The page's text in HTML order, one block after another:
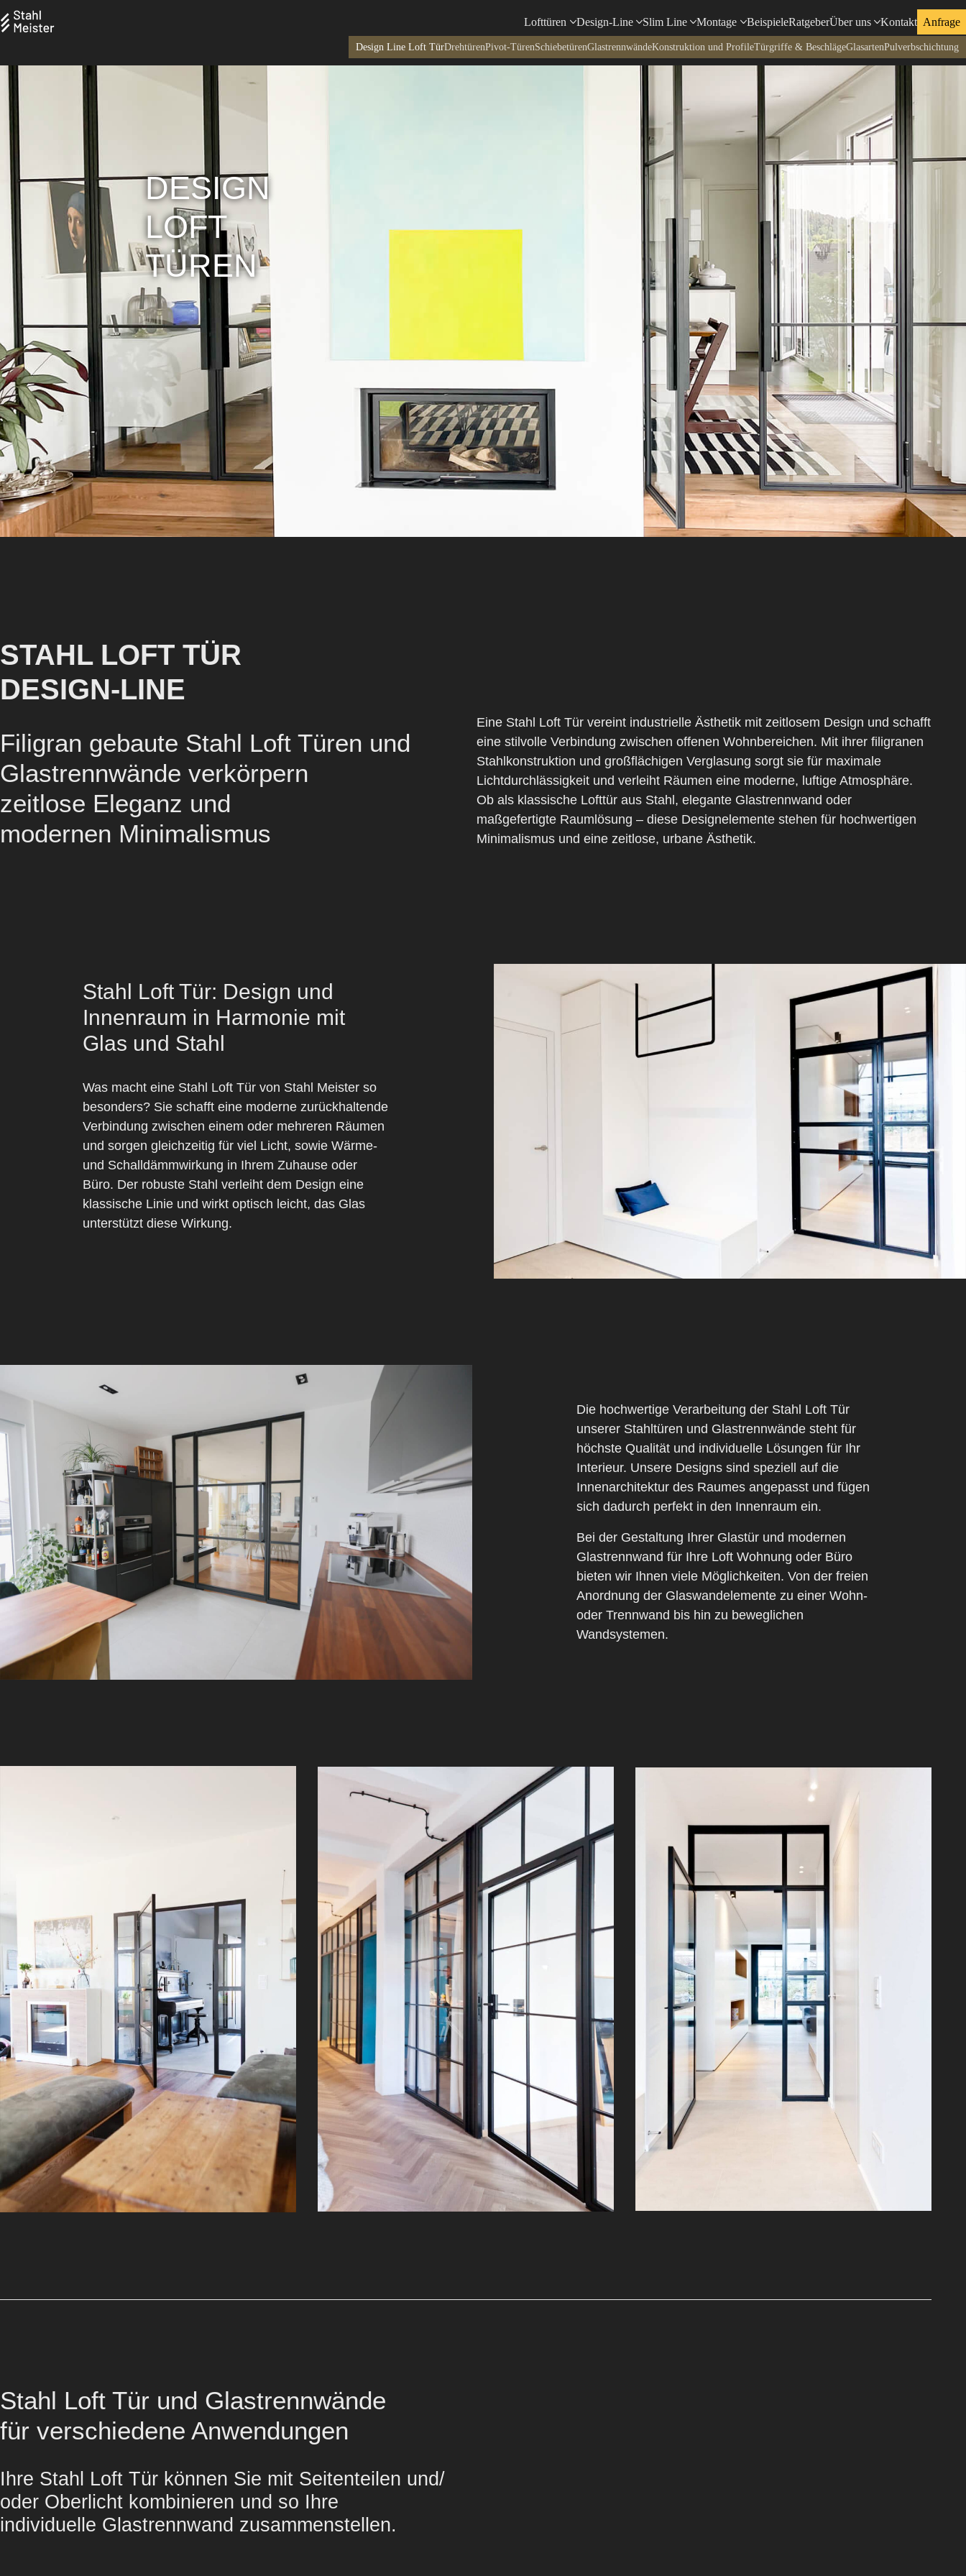
Lofttüren Design-Line Slim Line Montage BeispieleRatgeberÜber uns Kontakt Anfrage
Design Line Loft TürDrehtürenPivot-TürenSchiebetürenGlastrennwändeKonstruktion und ProfileTürgriffe & BeschlägeGlasartenPulverbschichtung
DESIGN
LOFT
TÜREN
STAHL LOFT TÜR
DESIGN-LINE
Filigran gebaute Stahl Loft Türen und
Glastrennwände verkörpern
zeitlose Eleganz und
modernen Minimalismus
Eine Stahl Loft Tür vereint industrielle Ästhetik mit zeitlosem Design und schafft
eine stilvolle Verbindung zwischen offenen Wohnbereichen. Mit ihrer filigranen
Stahlkonstruktion und großflächigen Verglasung sorgt sie für maximale
Lichtdurchlässigkeit und verleiht Räumen eine moderne, luftige Atmosphäre.
Ob als klassische Lofttür aus Stahl , elegante Glastrennwand oder
maßgefertigte Raumlösung – diese Designelemente stehen für hochwertigen
Minimalismus und eine zeitlose, urbane Ästhetik.
Stahl Loft Tür: Design und
Innenraum in Harmonie mit
Glas und Stahl
Was macht eine Stahl Loft Tür von Stahl Meister so
besonders? Sie schafft eine moderne zurückhaltende
Verbindung zwischen einem oder mehreren Räumen
und sorgen gleichzeitig für viel Licht, sowie Wärme-
und Schalldämmwirkung in Ihrem Zuhause oder
Büro. Der robuste Stahl verleiht dem Design eine
klassische Linie und wirkt optisch leicht, das Glas
unterstützt diese Wirkung.
Die hochwertige Verarbeitung der Stahl Loft Tür
unserer Stahltüren und Glastrennwände steht für
höchste Qualität und individuelle Lösungen für Ihr
Interieur. Unsere Designs sind speziell auf die
Innenarchitektur des Raumes angepasst und fügen
sich dadurch perfekt in den Innenraum ein.
Bei der Gestaltung Ihrer Glastür und modernen
Glastrennwand für Ihre Loft Wohnung oder Büro
bieten wir Ihnen viele Möglichkeiten. Von der freien
Anordnung der Glaswandelemente zu einer Wohn-
oder Trennwand bis hin zu beweglichen
Wandsystemen.
Stahl Loft Tür und Glastrennwände
für verschiedene Anwendungen
Ihre Stahl Loft Tür können Sie mit Seitenteilen und/
oder Oberlicht kombinieren und so Ihre
individuelle Glastrennwand zusammenstellen.